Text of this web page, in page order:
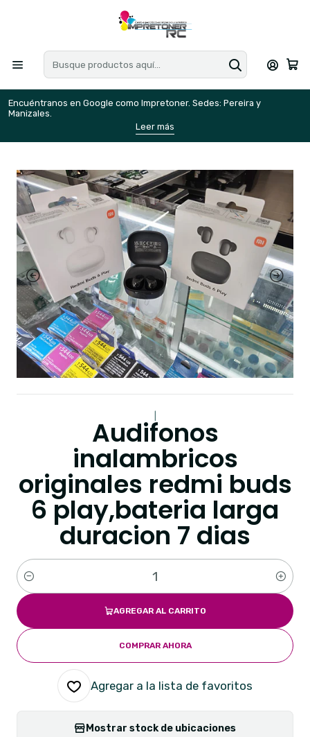
Encuéntranos en Google como Impretoner. Sedes: Pereira y
Manizales.
Leer más
Audifonos
inalambricos
originales redmi buds
6 play,bateria larga
duracion 7 dias
Cantidad
AGREGAR AL CARRITO
COMPRAR AHORA
Agregar a la lista de favoritos
Mostrar stock de ubicaciones